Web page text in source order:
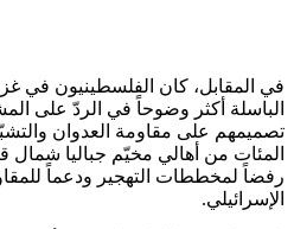
في المقابل، كان الفلسطينيون في
الباسلة أكثر وضوحاً في الردّ على
تصميمهم على مقاومة العدوان
المئات من أهالي مخيّم جباليا
رفضاً لمخططات التهجير ودعماً
الإسرائيلي.